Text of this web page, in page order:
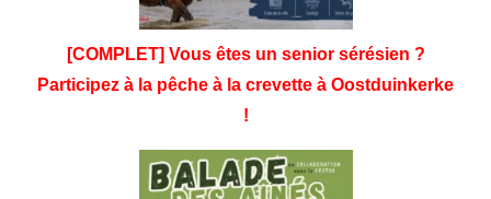
[COMPLET] Vous êtes un senior sérésien ?
Participez à la pêche à la crevette à Oostduinkerke
!